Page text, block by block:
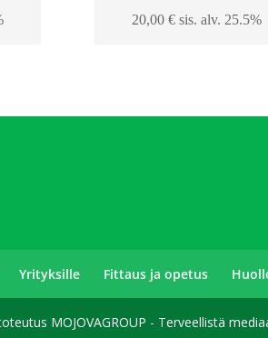
20,00 € sis. alv. 25.5%
Yrityksille Fittaus ja opetus
MOJOVAGROUP - Terveellistä